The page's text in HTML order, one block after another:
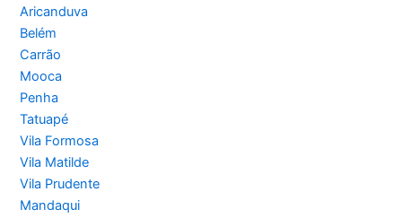
Aricanduva
Belém
Carrão
Mooca
Penha
Tatuapé
Vila Formosa
Vila Matilde
Vila Prudente
Mandaqui